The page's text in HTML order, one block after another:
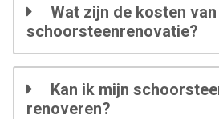
Wat zijn de kosten van
schoorsteenrenovatie?
Kan ik mijn
renoveren?